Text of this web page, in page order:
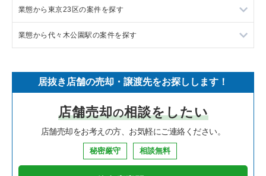
イタリア料理の居抜き売却物件の案件一覧
中華の居抜き売却物件の案件一覧
寿司の居抜き売却物件の案件一覧
焼肉の居抜き売却物件の案件一覧
鉄板焼き・お好み焼の居抜き売却物件の案件一覧
東京都下の飲食店の居抜き売却物件の案件一覧
千葉県の飲食店の居抜き売却物件の案件一覧
神奈川県の飲食店の居抜き売却物件の案件一覧
大阪府の飲食店の居抜き売却物件の案件一覧
兵庫県の飲食店の居抜き売却物件の案件一覧
目黒区の飲食店の居抜き売却物件の案件一覧
渋谷区の飲食店の居抜き売却物件の案件一覧
新宿区の飲食店の居抜き売却物件の案件一覧
葛飾区の飲食店の居抜き売却物件の案件一覧
中央区の飲食店の居抜き売却物件の案件一覧
業態から東京23区の案件を探す
東京23区のラーメンの居抜き売却物件の案件一覧
東京23区のイタリア料理の居抜き売却物件の案件一覧
東京23区の中華の居抜き売却物件の案件一覧
東京23区のそば・うどんの居抜き売却物件の案件一覧
業態から代々木公園駅の案件を探す
代々木公園駅の焼肉の居抜き売却物件の案件一覧
代々木公園駅の鉄板焼き・お好み焼の居抜き売却物件の案件一
代々木公園駅のカフェの居抜き売却物件の案件一覧
代々木公園駅のテイクアウトの居抜き売却物件の案件一覧
居抜き店舗の売却・譲渡先をお探しします！
店舗売却の相談をしたい
店舗売却をお考えの方、お気軽にご連絡ください。
秘密厳守 相談無料